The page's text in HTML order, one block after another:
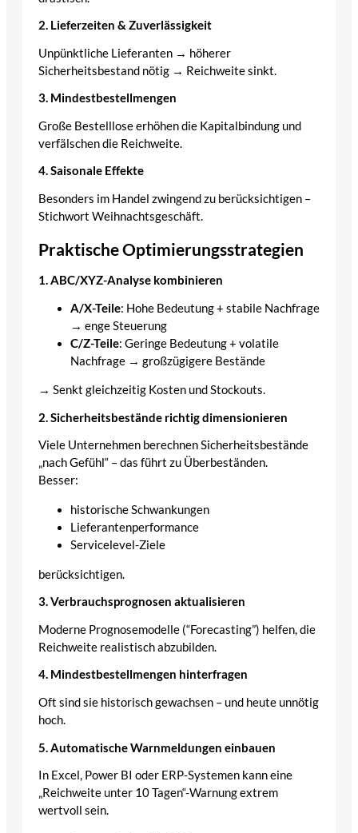
2. Lieferzeiten & Zuverlässigkeit
Unpünktliche Lieferanten → höherer
Sicherheitsbestand nötig → Reichweite sinkt.
3. Mindestbestellmengen
Große Bestelllose erhöhen die Kapitalbindung und
verfälschen die Reichweite.
4. Saisonale Effekte
Besonders im Handel zwingend zu berücksichtigen –
Stichwort Weihnachtsgeschäft.
Praktische Optimierungsstrategien
1. ABC/XYZ-Analyse kombinieren
A/X-Teile: Hohe Bedeutung + stabile Nachfrage
→ enge Steuerung
C/Z-Teile: Geringe Bedeutung + volatile
Nachfrage → großzügigere Bestände
→ Senkt gleichzeitig Kosten und Stockouts.
2. Sicherheitsbestände richtig dimensionieren
Viele Unternehmen berechnen Sicherheitsbestände
„nach Gefühl“ – das führt zu Überbeständen.
Besser:
historische Schwankungen
Lieferantenperformance
Servicelevel-Ziele
berücksichtigen.
3. Verbrauchsprognosen aktualisieren
Moderne Prognosemodelle (“Forecasting”) helfen, die
Reichweite realistisch abzubilden.
4. Mindestbestellmengen hinterfragen
Oft sind sie historisch gewachsen – und heute unnötig
hoch.
5. Automatische Warnmeldungen einbauen
In Excel, Power BI oder ERP-Systemen kann eine
„Reichweite unter 10 Tagen“-Warnung extrem
wertvoll sein.